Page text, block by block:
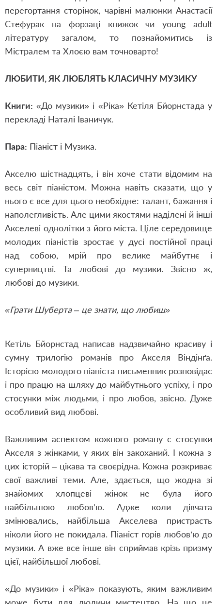
перегортання сторінок, чарівні малюнки Анастасії
Стефурак на форзаці книжок чи young adult
літературу загалом, то познайомитись із
Містралем та Хлоєю вам точноварто!
ЛЮБИТИ, ЯК ЛЮБЛЯТЬ КЛАСИЧНУ МУЗИКУ
Книги: «До музики» і «Ріка»Кетіля Бйорнстада у
перекладі Наталі Іваничук.
Пара: Піаніст і Музика.
Акселю шістнадцять, і він хоче стати відомим на
весь світ піаністом. Можна навіть сказати, що у
нього є все для цього необхідне: талант, бажання і
наполегливість. Але цими якостями наділені й інші
Акселеві однолітки з його міста. Ціле середовище
молодих піаністів зростає у дусі постійної праці
над собою, мрій про велике майбутнє і
суперництві. Та любові до музики. Звісно ж,
любові до музики.
«Грати Шуберта – це знати, що любиш»
Кетіль Бйорнстад написав надзвичайно красиву і
сумну трилогію романів про Акселя Віндінґа.
Історією молодого піаніста письменник розповідає
і про працю на шляху до майбутнього успіху, і про
стосунки між людьми, і про любов, звісно. Дуже
особливий вид любові.
Важливим аспектом кожного роману є стосунки
Акселя з жінками, у яких він закоханий. І кожна з
цих історій – цікава та своєрідна. Кожна розкриває
свої важливі теми. Але, здається, що жодна зі
знайомих хлопцеві жінок не була його
найбільшою любов’ю. Адже коли дівчата
змінювались, найбільша Акселева пристрасть
ніколи його не покидала. Піаніст горів любов’ю до
музики. А вже все інше він сприймав крізь призму
цієї, найбільшої любові.
«До музики»і«Ріка» показують, яким важливим